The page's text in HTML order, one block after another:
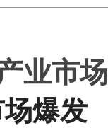
业市
爆发